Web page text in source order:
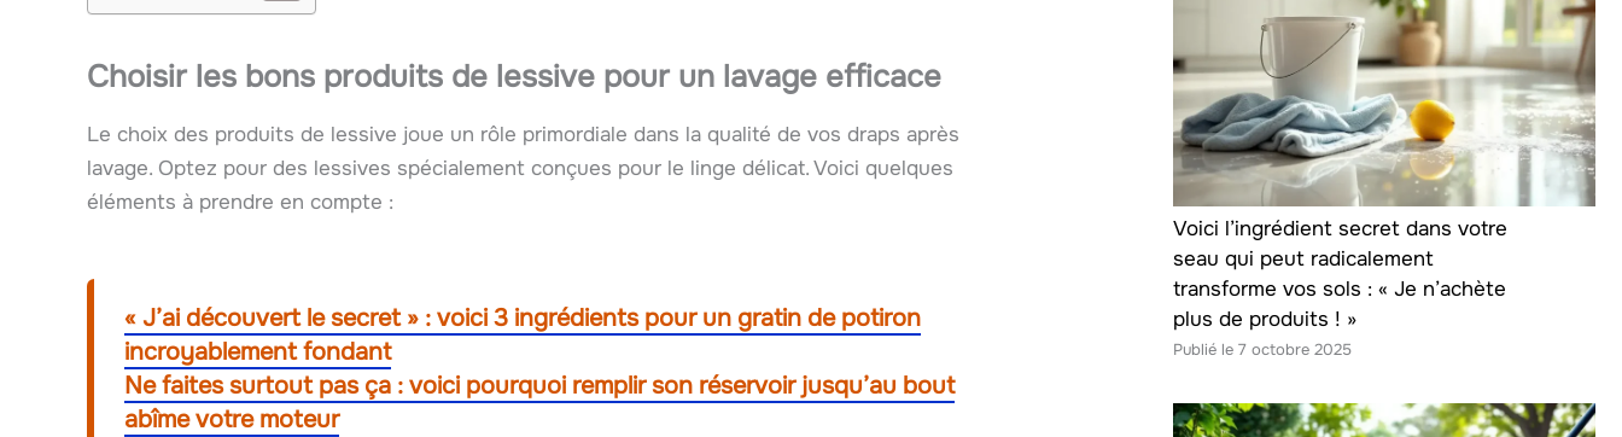
Choisir les bons produits de lessive pour un lavage efficace
Le choix des produits de lessive joue un rôle primordiale dans la qualité de vos draps après
lavage. Optez pour des lessives spécialement conçues pour le linge délicat. Voici quelques
éléments à prendre en compte :
« J’ai découvert le secret » : voici 3 ingrédients pour un gratin de potiron
incroyablement fondant
Ne faites surtout pas ça : voici pourquoi remplir son réservoir jusqu’au bout
abîme votre moteur
Voici l’ingrédient secret dans votre
seau qui peut radicalement
transforme vos sols : « Je n’achète
plus de produits ! »
7 octobre 2025